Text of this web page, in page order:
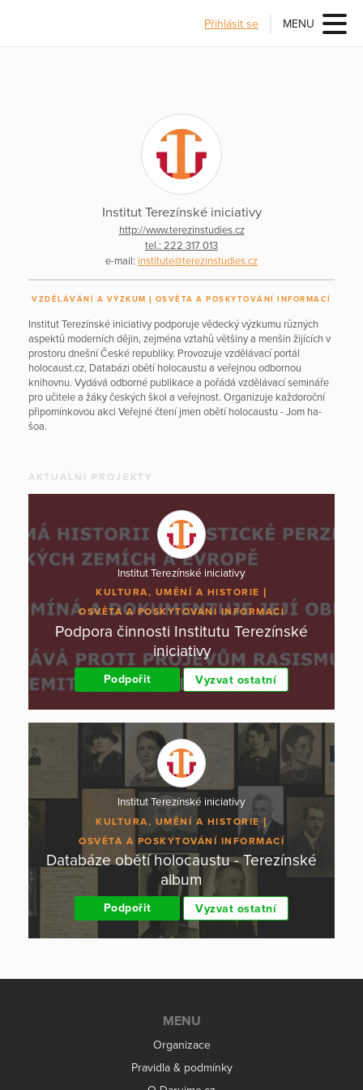
Přihlásit se MENU
Institut Terezínské iniciativy
http://www.terezinstudies.cz
tel.: 222 317 013
e-mail: institute@terezinstudies.cz
VZDĚLÁVÁNÍ A VÝZKUM OSVĚTA A POSKYTOVÁNÍ INFORMACÍ
Institut Terezínské iniciativy podporuje vědecký výzkumu různých
aspektů moderních dějin, zejména vztahů většiny a menšin žijících v
prostoru dnešní České republiky. Provozuje vzdělávací portál
holocaust.cz, Databázi obětí holocaustu a veřejnou odbornou
knihovnu. Vydává odborné publikace a pořádá vzdělávací semináře
pro učitele a žáky českých škol a veřejnost. Organizuje každoroční
připomínkovou akci Veřejné čtení jmen obětí holocaustu - Jom ha-
šoa.
AKTUÁLNÍ PROJEKTY
Institut Terezínské iniciativy
KULTURA, UMĚNÍ A HISTORIE
OSVĚTA A POSKYTOVÁNÍ INFORMACÍ
Podpora činnosti Institutu Terezínské
iniciativy
Podpořit Vyzvat ostatní
Institut Terezínské iniciativy
KULTURA, UMĚNÍ A HISTORIE
OSVĚTA A POSKYTOVÁNÍ INFORMACÍ
Databáze obětí holocaustu - Terezínské
album
Podpořit Vyzvat ostatní
MENU
Organizace
Pravidla & podmínky